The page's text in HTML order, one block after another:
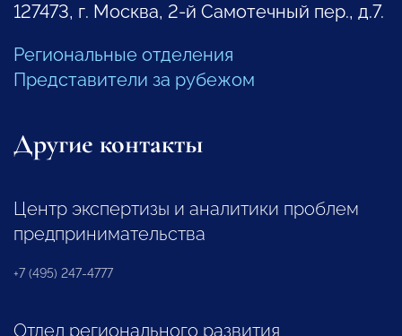
127473, г. Москва, 2-й Самотечный пер., д.7.
Региональные отделения
Представители за рубежом
Другие контакты
Центр экспертизы и аналитики проблем
предпринимательства
+7 (495) 247-4777
Отдел регионального развития